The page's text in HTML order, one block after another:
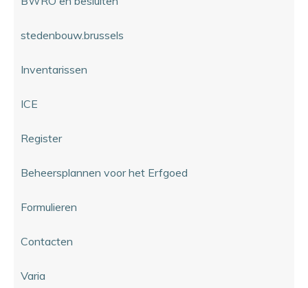
stedenbouw.brussels
Inventarissen
ICE
Register
Beheersplannen voor het Erfgoed
Formulieren
Contacten
Varia